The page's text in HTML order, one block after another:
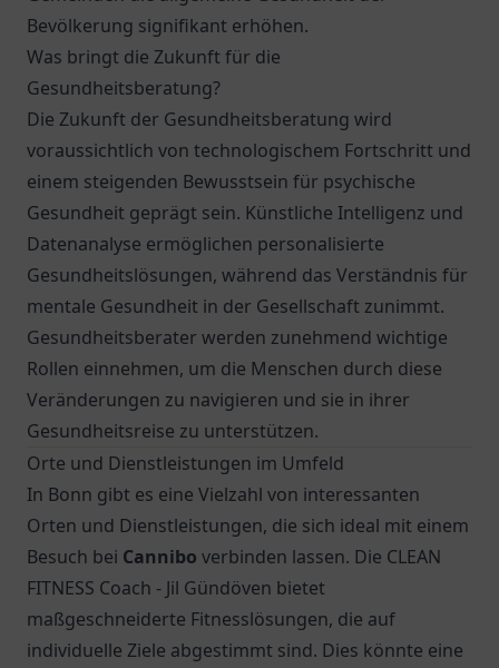
Bevölkerung signifikant erhöhen.
Was bringt die Zukunft für die
Gesundheitsberatung?
Die Zukunft der Gesundheitsberatung wird
voraussichtlich von technologischem Fortschritt und
einem steigenden Bewusstsein für psychische
Gesundheit geprägt sein. Künstliche Intelligenz und
Datenanalyse ermöglichen personalisierte
Gesundheitslösungen, während das Verständnis für
mentale Gesundheit in der Gesellschaft zunimmt.
Gesundheitsberater werden zunehmend wichtige
Rollen einnehmen, um die Menschen durch diese
Veränderungen zu navigieren und sie in ihrer
Gesundheitsreise zu unterstützen.
Orte und Dienstleistungen im Umfeld
In Bonn gibt es eine Vielzahl von interessanten
Orten und Dienstleistungen, die sich ideal mit einem
Besuch bei Cannibo verbinden lassen. Die CLEAN
FITNESS Coach - Jil Gündöven bietet
maßgeschneiderte Fitnesslösungen, die auf
individuelle Ziele abgestimmt sind. Dies könnte eine